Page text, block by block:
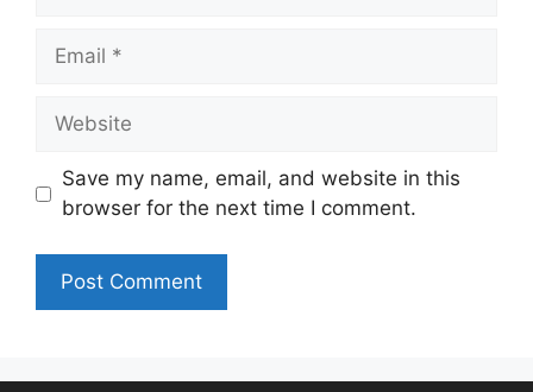
Email
Website
Save my name, email, and website in this
browser for the next time I comment.